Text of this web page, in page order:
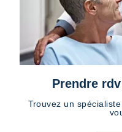
Prendre
Trouvez un